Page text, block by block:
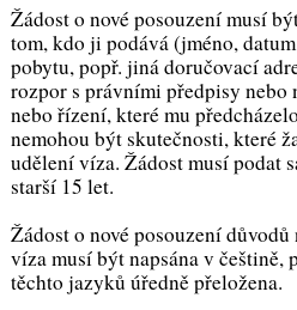
Žádost o nové posouzení musí
tom, kdo ji podává (jméno,
pobytu, popř. jiná doručovací
rozpor s právními předpisy nebo
nebo řízení, které mu
nemohou být skutečnosti, které
udělení víza. Žádost musí podat
starší 15 let.
Žádost o nové posouzení
víza musí být napsána v češtině,
těchto jazyků úředně přeložena.